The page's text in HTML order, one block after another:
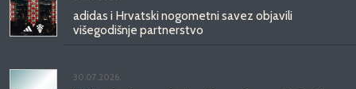
adidas i Hrvatski nogometni savez objavili
višegodišnje partnerstvo
30.07.2026.